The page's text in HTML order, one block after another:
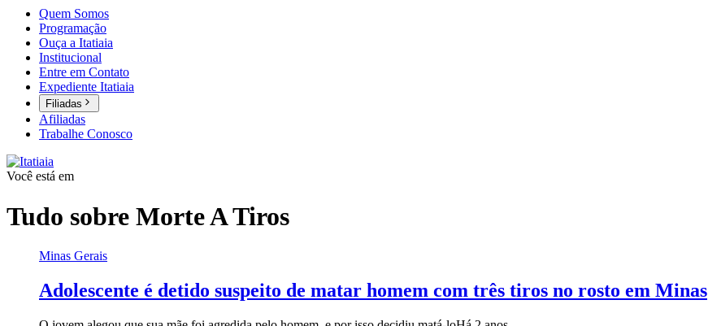
Quem Somos
Programação
Ouça a Itatiaia
Institucional
Entre em Contato
Expediente Itatiaia
Filiadas
Afiliadas
Trabalhe Conosco
Você está em
Tudo sobre Morte A Tiros
Minas Gerais
Adolescente é detido suspeito de matar homem com três tiros no rosto em Minas